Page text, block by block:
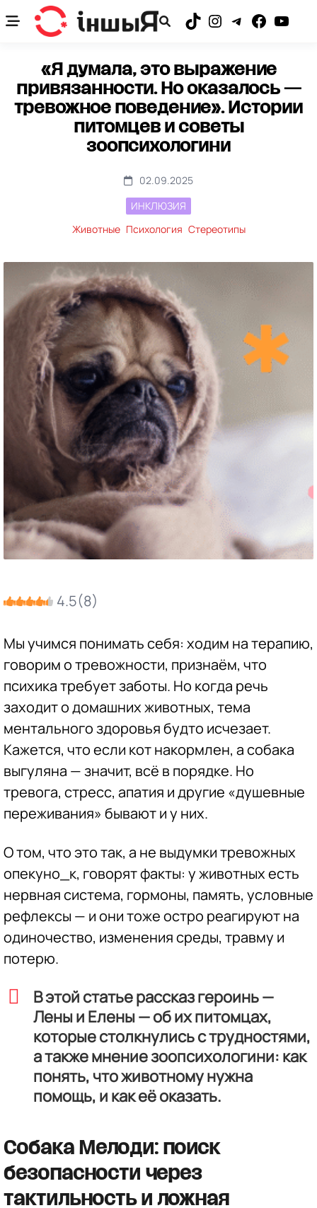
to
«Я думала, это выражение
привязанности. Но оказалось —
тревожное поведение». Истории
питомцев и советы
зоопсихологини
02.09.2025
ИНКЛЮЗИЯ
Животные Психология Стереотипы
4.5(8)
Мы учимся понимать себя: ходим на терапию,
говорим о тревожности, признаём, что
психика требует заботы. Но когда речь
заходит о домашних животных, тема
ментального здоровья будто исчезает.
Кажется, что если кот накормлен, а собака
выгуляна — значит, всё в порядке. Но
тревога, стресс, апатия и другие «душевные
переживания» бывают и у них.
О том, что это так, а не выдумки тревожных
опекуно_к, говорят факты: у животных есть
нервная система, гормоны, память, условные
рефлексы — и они тоже остро реагируют на
одиночество, изменения среды, травму и
потерю.
В этой статье рассказ героинь —
Лены и Елены — об их питомцах,
которые столкнулись с трудностями,
а также мнение зоопсихологини: как
понять, что животному нужна
помощь, и как её оказать.
Собака Мелоди: поиск
безопасности через
тактильность и ложная